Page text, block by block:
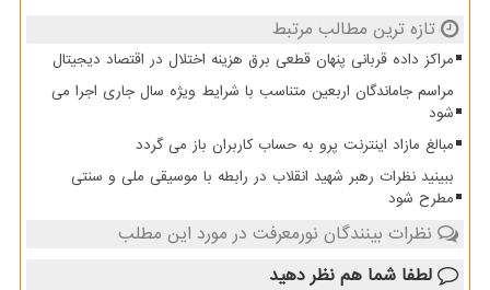
تازه ترین مطالب مرتبط
مراکز داده قربانی پنهان قطعی برق هزینه اختلال در اقتصاد دیجیتال
مراسم جاماندگان اربعین متناسب با شرایط ویژه سال جاری اجرا می
شود
مبالغ مازاد اینترنت پرو به حساب کاربران باز می گردد
ببینید نظرات رهبر شهید انقلاب در رابطه با موسیقی ملی و سنتی
مطرح شود
نظرات بینندگان نورمعرفت در مورد این مطلب
لطفا شما هم نظر دهید